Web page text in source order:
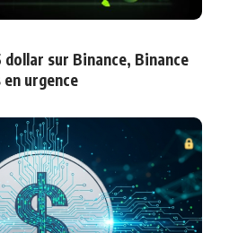
dollar sur Binance, Binance
urgence